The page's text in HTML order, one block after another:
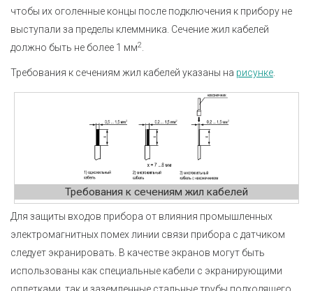
чтобы их оголенные концы после подключения к прибору не
выступали за пределы клеммника. Сечение жил кабелей
должно быть не более 1 мм2.
Требования к сечениям жил кабелей указаны на рисунке.
Требования к сечениям жил кабелей
Для защиты входов прибора от влияния промышленных
электромагнитных помех линии связи прибора с датчиком
следует экранировать. В качестве экранов могут быть
использованы как специальные кабели с экранирующими
оплетками, так и заземленные стальные трубы подходящего